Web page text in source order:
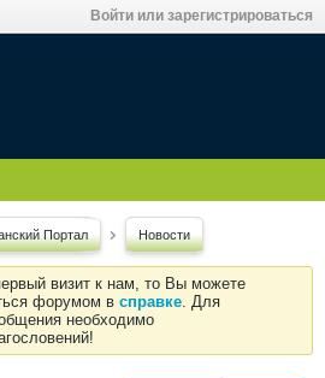
Войти или зарегистрироваться
Портал Новости
визит к нам, то Вы можете
форумом в справке. Для
необходимо